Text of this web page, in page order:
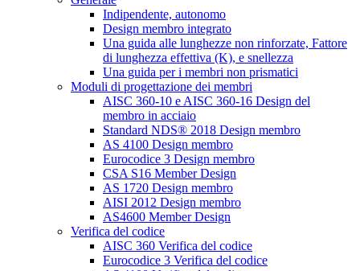
Indipendente, autonomo
Design membro integrato
Una guida alle lunghezze non rinforzate, Fattore
di lunghezza effettiva (K), e snellezza
Una guida per i membri non prismatici
Moduli di progettazione dei membri
AISC 360-10 e AISC 360-16 Design del
membro in acciaio
Standard NDS® 2018 Design membro
AS 4100 Design membro
Eurocodice 3 Design membro
CSA S16 Member Design
AS 1720 Design membro
AISI 2012 Design membro
AS4600 Member Design
Verifica del codice
AISC 360 Verifica del codice
Eurocodice 3 Verifica del codice